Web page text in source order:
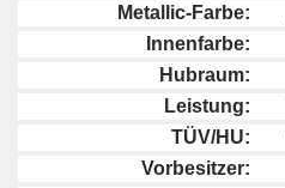
Metallic-Farbe:
Innenfarbe:
Hubraum:
Leistung:
TÜV/HU:
Vorbesitzer: